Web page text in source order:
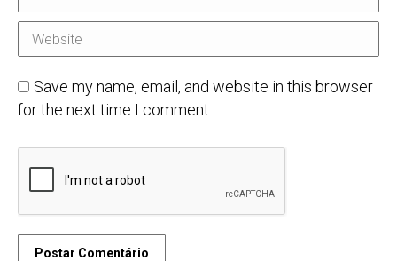
Website
Save my name, email, and website in this browser
for the next time I comment.
Postar Comentário